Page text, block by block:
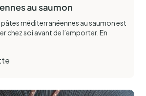
au saumon
méditerranéennes au saumon est
chez soi avant de l’emporter. En